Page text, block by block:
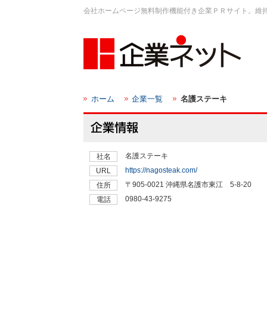
会社ホームページ無料制作機能付き企業ＰＲサイト。
ホーム 企業一覧 名護ステーキ
社名
名護ステーキ
URL
https://nagosteak.com/
住所
〒905-0021 沖縄県名護市東江 5-8-20
電話
0980-43-9275